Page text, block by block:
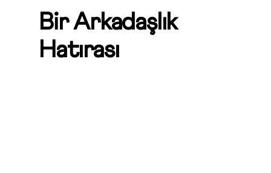
Bir Arkadaşlık
Hatırası